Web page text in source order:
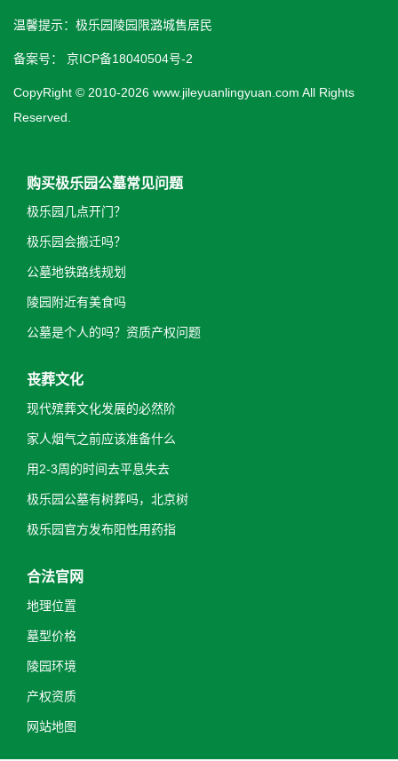
温馨提示：极乐园陵园限潞城售居民
备案号： 京ICP备18040504号-2
CopyRight © 2010-2026 www.jileyuanlingyuan.com All Rights
Reserved.
购买极乐园公墓常见问题
极乐园几点开门？
极乐园会搬迁吗？
公墓地铁路线规划
陵园附近有美食吗
公墓是个人的吗？资质产权问题
丧葬文化
现代殡葬文化发展的必然阶
家人烟气之前应该准备什么
用2-3周的时间去平息失去
极乐园公墓有树葬吗，北京树
极乐园官方发布阳性用药指
合法官网
地理位置
墓型价格
陵园环境
产权资质
网站地图